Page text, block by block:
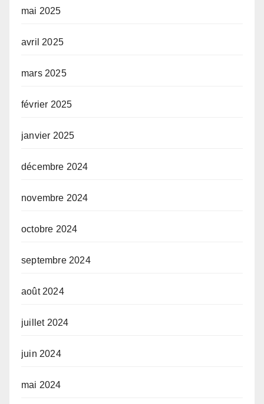
mai 2025
avril 2025
mars 2025
février 2025
janvier 2025
décembre 2024
novembre 2024
octobre 2024
septembre 2024
août 2024
juillet 2024
juin 2024
mai 2024